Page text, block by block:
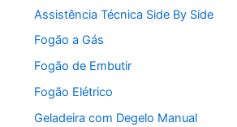
Assistência Técnica Side By Side
Fogão a Gás
Fogão de Embutir
Fogão Elétrico
Geladeira com Degelo Manual